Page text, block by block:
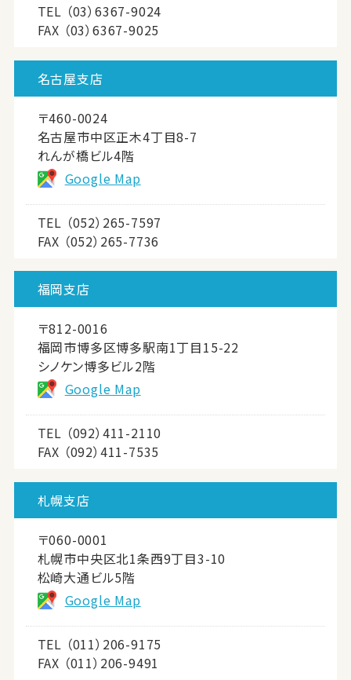
TEL （03）6367-9024
FAX （03）6367-9025
名古屋支店
〒460-0024
名古屋市中区正木4丁目8-7
れんが橋ビル4階
Google Map
TEL （052）265-7597
FAX （052）265-7736
福岡支店
〒812-0016
福岡市博多区博多駅南1丁目15-22
シノケン博多ビル2階
Google Map
TEL （092）411-2110
FAX （092）411-7535
札幌支店
〒060-0001
札幌市中央区北1条西9丁目3-10
松崎大通ビル5階
Google Map
TEL （011）206-9175
FAX （011）206-9491